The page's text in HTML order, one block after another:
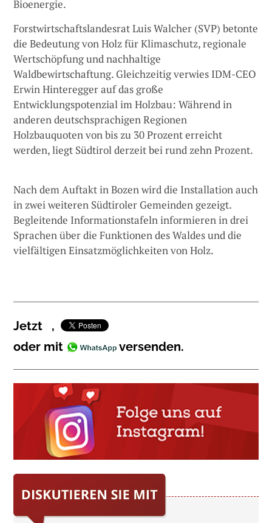
Bioenergie.
Forstwirtschaftslandesrat Luis Walcher (SVP) betonte
die Bedeutung von Holz für Klimaschutz, regionale
Wertschöpfung und nachhaltige
Waldbewirtschaftung. Gleichzeitig verwies IDM-CEO
Erwin Hinteregger auf das große
Entwicklungspotenzial im Holzbau: Während in
anderen deutschsprachigen Regionen
Holzbauquoten von bis zu 30 Prozent erreicht
werden, liegt Südtirol derzeit bei rund zehn Prozent.
Nach dem Auftakt in Bozen wird die Installation auch
in zwei weiteren Südtiroler Gemeinden gezeigt.
Begleitende Informationstafeln informieren in drei
Sprachen über die Funktionen des Waldes und die
vielfältigen Einsatzmöglichkeiten von Holz.
Jetzt
,
oder mit
versenden.